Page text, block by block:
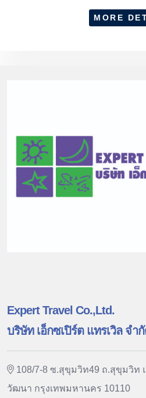
MORE
Expert Travel Co.,Ltd.
บริษัท เอ็กซเปิร์ต แทรเวิล จำ
108/7-8 ซ.สุขุมวิท49 ถ.สุขุมวิท
วัฒนา กรุงเทพมหานคร 10110